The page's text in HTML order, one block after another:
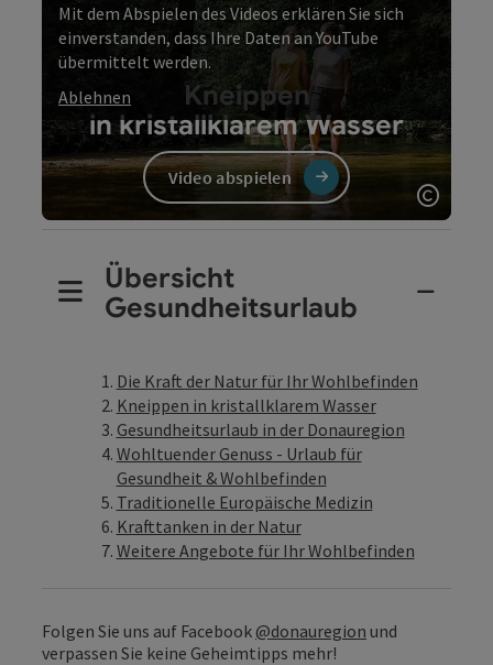
Kneippen
in kristallklarem Wasser
Video abspielen
Mit dem Abspielen des Videos erklären Sie sich
einverstanden, dass Ihre Daten an YouTube
übermittelt werden.
Ablehnen
Übersicht
Gesundheitsurlaub
Die Kraft der Natur für Ihr Wohlbefinden
Kneippen in kristallklarem Wasser
Gesundheitsurlaub in der Donauregion
Wohltuender Genuss - Urlaub für
Gesundheit & Wohlbefinden
Traditionelle Europäische Medizin
Krafttanken in der Natur
Weitere Angebote für Ihr Wohlbefinden
Folgen Sie uns auf Facebook @donauregion und
verpassen Sie keine Geheimtipps mehr!